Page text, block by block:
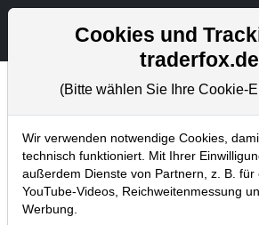
Börsenmagazine
Home Blog Börsenmagazine
aktien Magazin #03: 5
Wasserstoff-
Cookies und
traderfox.de
(Bitte wählen Sie Ihre Cookie-
Wir verwenden notwendige Cookies,
technisch funktioniert. Mit Ihrer
außerdem Dienste von Partnern, z. B. für
YouTube-Videos, Reichweitenmessung
Werbung.